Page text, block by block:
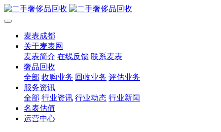
麦表成都
关于麦表网
麦表简介 在线反馈 联系麦表
奢品回收
全部 收购业务 回收业务 评估业务
服务资讯
全部 行业资讯 行业动态 行业新闻
名表估值
运营中心